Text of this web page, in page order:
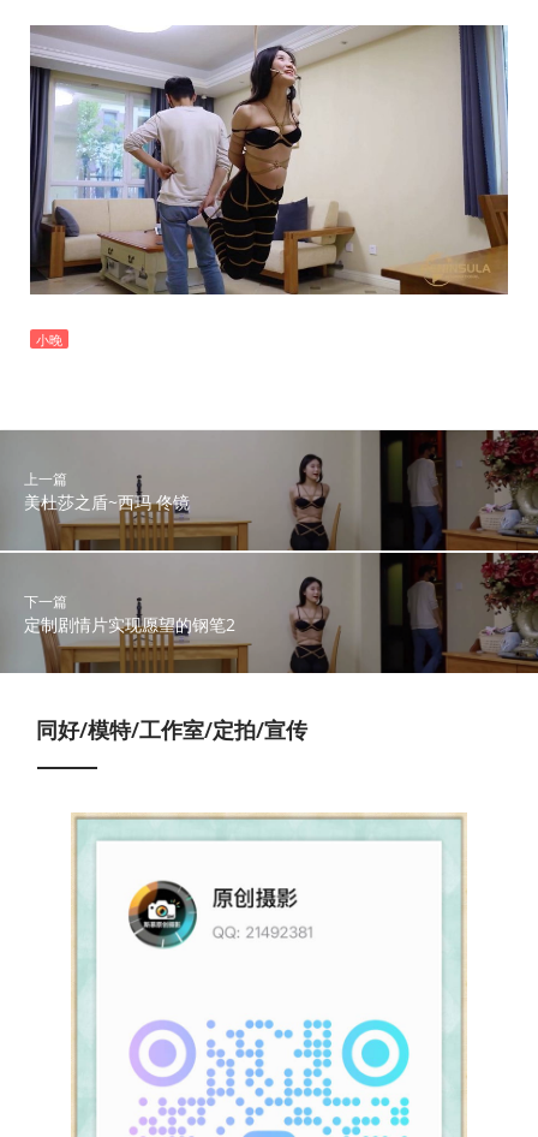
小晚
上一篇
美杜莎之盾~西玛 佟镜
下一篇
定制剧情片实现愿望的钢笔2
同好/模特/工作室/定拍/宣传